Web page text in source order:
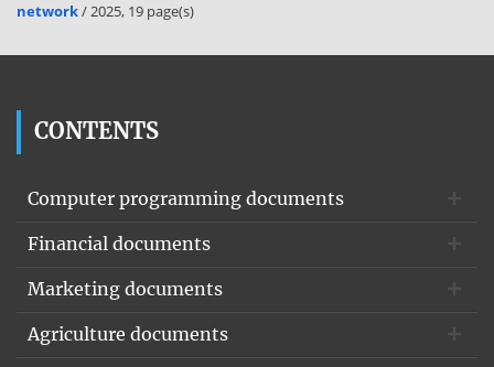
network/ 2025, 19 page(s)
CONTENTS
Computer programming documents
Financial documents
Marketing documents
Agriculture documents